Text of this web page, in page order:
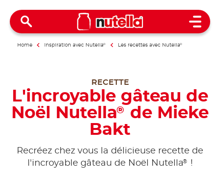
Open
Home Inspiration avec Nutella® Les recettes avec Nutella®
RECETTE
L'incroyable gâteau de
Noël Nutella®
de Mieke
Bakt
Recréez chez vous la délicieuse recette de
l'incroyable gâteau de Noël Nutella® !